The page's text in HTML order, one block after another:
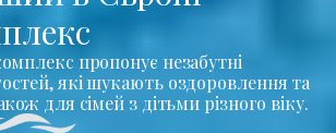
пропонує незабутні
які шукають оздоровлення та
для сімей з дітьми різного віку.